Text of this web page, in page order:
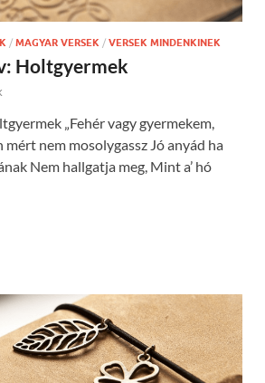
/ MAGYAR VERSEK / VERSEK MINDENKINEK
Holtgyermek
„Fehér vagy gyermekem,
mért nem mosolygassz Jó anyád ha
Nem hallgatja meg, Mint a’ hó